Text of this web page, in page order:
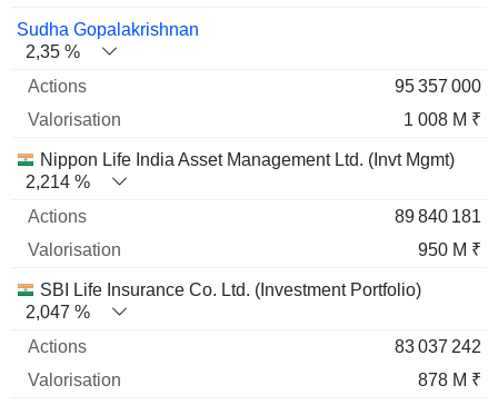
Sudha Gopalakrishnan
2,35 %
95 357 000
1 008 M ₹
Nippon Life India Asset Management Ltd. (Invt Mgmt)
2,214 %
89 840 181
950 M ₹
SBI Life Insurance Co. Ltd. (Investment Portfolio)
2,047 %
83 037 242
878 M ₹